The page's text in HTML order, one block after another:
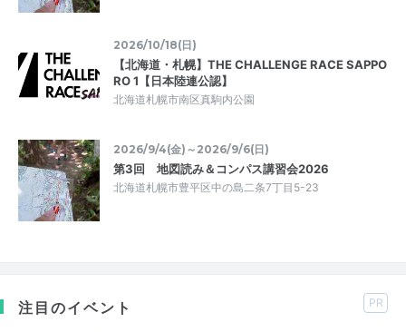
2026/10/18(日)
【北海道・札幌】THE CHALLENGE RACE SAPPO
RO 1【日本陸連公認】
北海道札幌市南区真駒内公園
2026/9/4(金)～2026/9/6(日)
第3回 地図読み＆コンパス講習会2026
北海道札幌市豊平区中の島二条7丁目5-23
注目のイベント PR